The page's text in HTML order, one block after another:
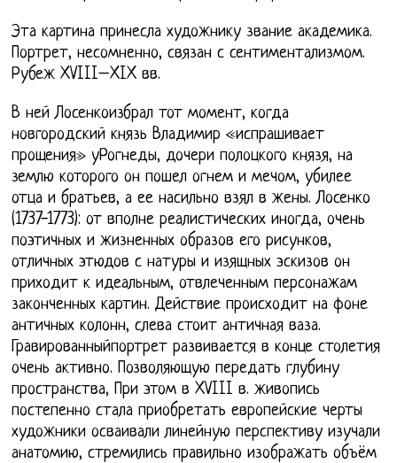
Эта картина принесла художнику звание академика.
Портрет, несомненно, связан с сентиментализмом.
Рубеж XVIII–XIX вв.
В ней Лосенкоизбрал тот момент, когда
новгородский князь Владимир «испрашивает
прощения» уРогнеды, дочери полоцкого князя, на
землю которого он пошел огнем и мечом, убилее
отца и братьев, а ее насильно взял в жены. Лосенко
(1737-1773): от вполне реалистических иногда, очень
поэтичных и жизненных образов его рисунков,
отличных этюдов с натуры и изящных эскизов он
приходит к идеальным, отвлеченным персонажам
законченных картин. Действие происходит на фоне
античных колонн, слева стоит античная ваза.
Гравированныйпортрет развивается в конце столетия
очень активно. Позволяющую передать глубину
пространства, При этом в XVIII в. живопись
постепенно стала приобретать европейские черты
художники осваивали линейную перспективу изучали
анатомию, стремились правильно изображать объём